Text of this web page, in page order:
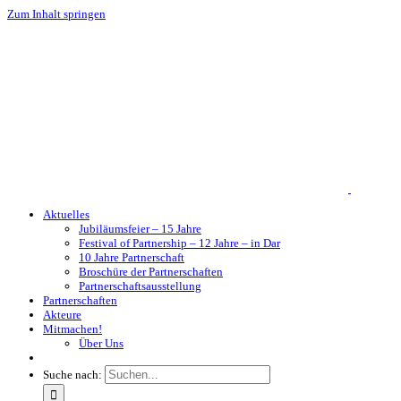
Zum Inhalt springen
Aktuelles
Jubiläumsfeier – 15 Jahre
Festival of Partnership – 12 Jahre – in Dar
10 Jahre Partnerschaft
Broschüre der Partnerschaften
Partnerschaftsausstellung
Partnerschaften
Akteure
Mitmachen!
Über Uns
Suche nach: